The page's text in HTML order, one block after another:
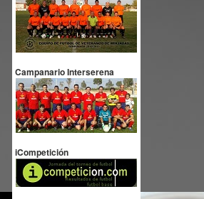
Campanario Interserena
iCompetición